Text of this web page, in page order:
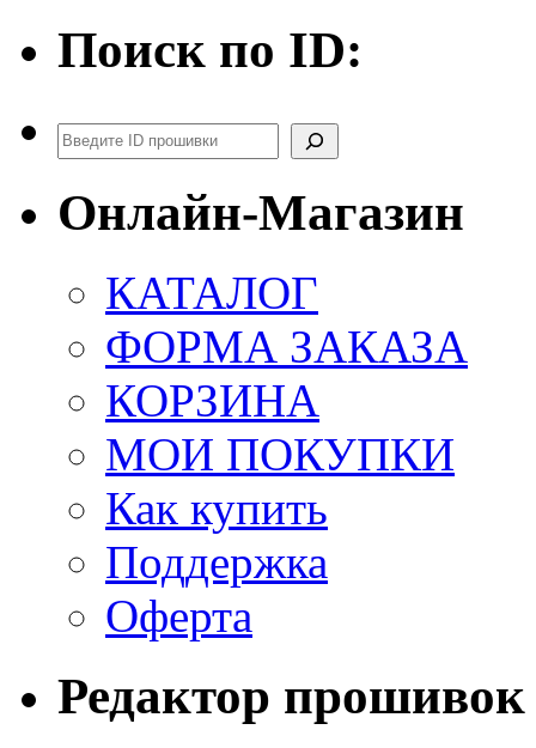
Поиск по ID:
Поиск
Онлайн-Магазин
КАТАЛОГ
ФОРМА ЗАКАЗА
КОРЗИНА
МОИ ПОКУПКИ
Как купить
Поддержка
Оферта
Редактор прошивок